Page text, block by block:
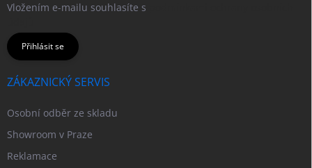
Vložením e-mailu souhlasíte s
Přihlásit se
ZÁKAZNICKÝ SERVIS
Osobní odběr ze skladu
Showroom v Praze
Reklamace